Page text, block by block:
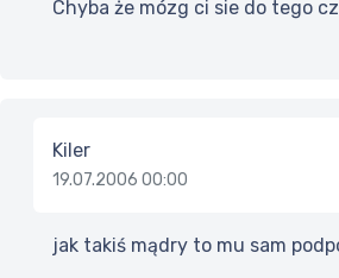
Chyba że mózg ci sie do tego
Kiler
19.07.2006 00:00
jak takiś mądry to mu sam